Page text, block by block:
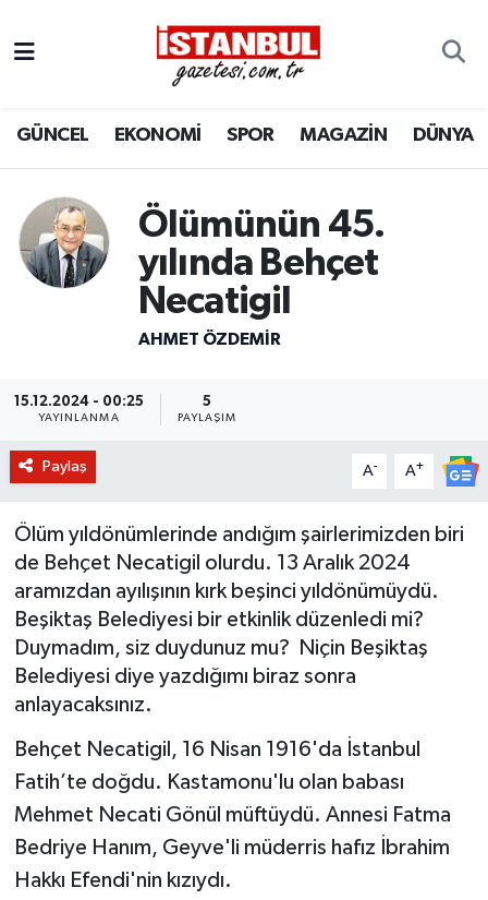
GÜNCEL EKONOMİ SPOR MAGAZİN DÜNYA
Ölümünün 45.
yılında Behçet
Necatigil
AHMET ÖZDEMIR
15.12.2024 - 00:25
YAYINLANMA
5
PAYLAŞIM
Paylaş A- A+
Ölüm yıldönümlerinde andığım şairlerimizden biri
de Behçet Necatigil olurdu. 13 Aralık 2024
aramızdan ayılışının kırk beşinci yıldönümüydü.
Beşiktaş Belediyesi bir etkinlik düzenledi mi?
Duymadım, siz duydunuz mu? Niçin Beşiktaş
Belediyesi diye yazdığımı biraz sonra
anlayacaksınız.
Behçet Necatigil, 16 Nisan 1916'da İstanbul
Fatih’te doğdu. Kastamonu'lu olan babası
Mehmet Necati Gönül müftüydü. Annesi Fatma
Bedriye Hanım, Geyve'li müderris hafız İbrahim
Hakkı Efendi'nin kızıydı.
EKONOMİ
İSTANBUL
DÜNYA
KÜLTÜR SANAT
SAĞLIK
BİLİM VE TEKNOLOJİ
OTOMOBİL
KURUMSAL
Nöbetçi Eczaneler
Hava Durumu
Trafik Durumu
Süper Lig Puan Durumu ve Fikstür
Tüm Manşetler
Haber Arşivi